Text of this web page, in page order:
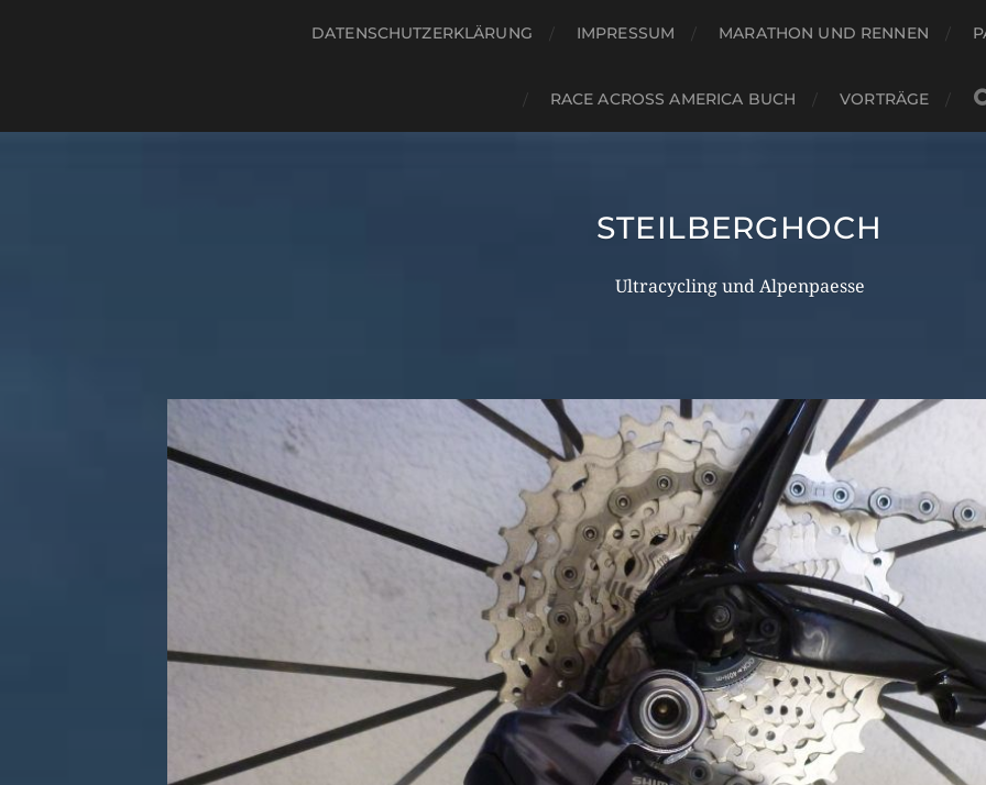
DATENSCHUTZERKLÄRUNG IMPRESSUM MARATHON UND RENNEN
RACE ACROSS AMERICA BUCH VORTRÄGE
STEILBERGHOCH
Ultracycling und Alpenpaesse